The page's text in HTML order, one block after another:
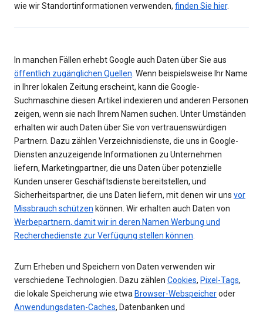
wie wir Standortinformationen verwenden, finden Sie hier.
In manchen Fällen erhebt Google auch Daten über Sie aus
öffentlich zugänglichen Quellen. Wenn beispielsweise Ihr Name
in Ihrer lokalen Zeitung erscheint, kann die Google-
Suchmaschine diesen Artikel indexieren und anderen Personen
zeigen, wenn sie nach Ihrem Namen suchen. Unter Umständen
erhalten wir auch Daten über Sie von vertrauenswürdigen
Partnern. Dazu zählen Verzeichnisdienste, die uns in Google-
Diensten anzuzeigende Informationen zu Unternehmen
liefern, Marketingpartner, die uns Daten über potenzielle
Kunden unserer Geschäftsdienste bereitstellen, und
Sicherheitspartner, die uns Daten liefern, mit denen wir uns vor
Missbrauch schützen können. Wir erhalten auch Daten von
Werbepartnern, damit wir in deren Namen Werbung und
Recherchedienste zur Verfügung stellen können.
Zum Erheben und Speichern von Daten verwenden wir
verschiedene Technologien. Dazu zählen Cookies, Pixel-Tags,
die lokale Speicherung wie etwa Browser-Webspeicheroder
Anwendungsdaten-Caches, Datenbanken und